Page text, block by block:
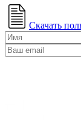
Скачать